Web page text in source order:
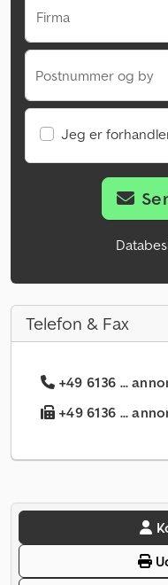
Firma
Postnummer og by
Jeg er
Telefon & Fax
+49 6136 ...
+49 6136 ...